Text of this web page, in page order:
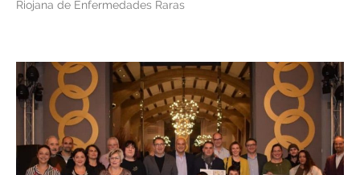
Riojana de Enfermedades Raras